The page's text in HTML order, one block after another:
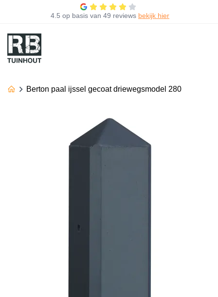
4.5 op basis van 49 reviews bekijk hier
Berton paal ijssel gecoat driewegsmodel 280